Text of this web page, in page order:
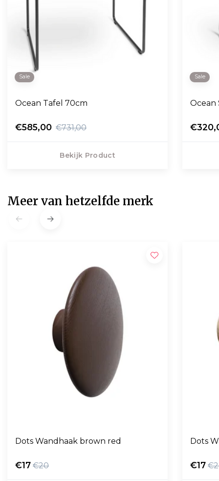
Sale
Ocean Tafel 70cm
€585,00 €731,00
Bekijk Product
Sale
Ocean
Meer van hetzelfde merk
Dots Wandhaak brown red
€17 €20
Dots
€17